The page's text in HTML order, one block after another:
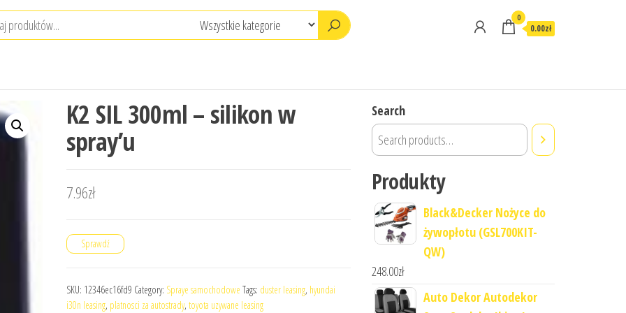
0
0.00zł
K2 SIL 300ml – silikon w
spray’u
7.96zł
Sprawdź
SKU: 12346ec16fd9 Category: Spraye samochodowe Tags: duster leasing, hyundai
i30n leasing, platnosci za autostrady, toyota uzywane leasing
Search
Produkty
Black&Decker Nożyce do
żywopłotu (GSL700KIT-
QW)
248.00zł
Auto Dekor Autodekor